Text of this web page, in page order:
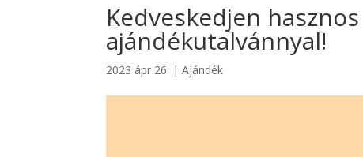
Kedveskedjen
ajándékutalvánnyal!
2023 ápr 26. |Ajándék